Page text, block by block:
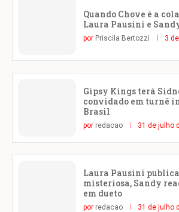
Quando Chove é a
Laura Pausini e
por Priscila Bertozzi 3
Gipsy Kings terá
convidado em turnê
Brasil
por redacao 31 de julho
Laura Pausini
misteriosa, Sandy
em dueto
por redacao 31 de julho